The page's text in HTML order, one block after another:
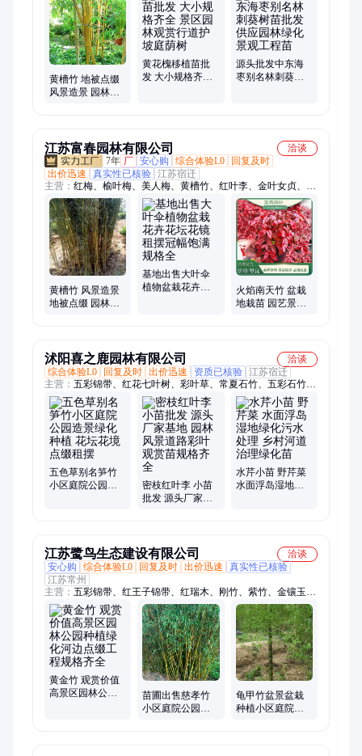
杨、大叶黄杨、小叶女贞球、卫矛、卫矛球、瓜子黄杨、红枫、
垂丝海棠、玉簪、鼠尾草、剑麻、红叶石楠、金森女贞、八仙花
黄槽竹 地被点缀
风景造景 园林观
黄花槐移植苗批
发 大小规格齐全
源头批发中东海
枣别名林刺葵树
江苏富春园林有限公司
洽谈
7年 厂 安心购 综合体验L0
回复及时
出价迅速
真实性已核验 江苏宿迁
主营： 红梅、榆叶梅、美人梅、黄槽竹、红叶李、金叶女贞、红
王子锦带、绿萼梅、小叶黄杨、大叶黄杨、红叶石楠、金森女
贞、白玉兰、红枫、垂丝海棠、红帽月季、丰花月季、水蜡、卫
矛、红瑞木、生态浮岛、黄金枸骨、人工浮床、高杆月季、五彩
锦带、梅花
黄槽竹 风景造景
地被点缀 园林观
基地出售大叶伞
植物盆栽花卉花
火焰南天竹 盆栽
地栽苗 园艺景观
沭阳喜之鹿园林有限公司
洽谈
综合体验L0
回复及时 出价迅速 资质已核验 江苏宿迁
主营： 五彩锦带、红花七叶树、彩叶草、常夏石竹、五彩石竹、
欧石竹、长春花、雏菊、垂吊牵牛、丹麦翠菊、非洲凤仙、国庆
菊、虞美人、金娃娃萱草、万寿菊、紫薇、蓝羊茅、花叶玉簪、
金线石菖蒲、花叶水葱、眼子菜、铜钱草、凤眼莲、大花菖蒲、
羽衣甘蓝
五色草别名笋竹
小区庭院公园造
密枝红叶李 小苗
批发 源头厂家基
水芹小苗 野芹菜
水面浮岛湿地绿
江苏鹭鸟生态建设有限公司
洽谈
安心购
综合体验L0 回复及时 出价迅速
真实性已核验
江苏常州
主营： 五彩锦带、红王子锦带、红瑞木、刚竹、紫竹、金镶玉
竹、梅花、红梅、美人梅、榆叶梅、红枫、桂花、龙柏、小叶黄
杨、大叶黄杨、迎春、红叶石楠、金森女贞、杜鹃、毛杜鹃、紫
娟、花灌木、紫薇、紫荆、紫藤
黄金竹 观赏价值
高景区园林公园
苗圃出售慈孝竹
小区庭院公园种
龟甲竹盆景盆栽
种植小区庭院公